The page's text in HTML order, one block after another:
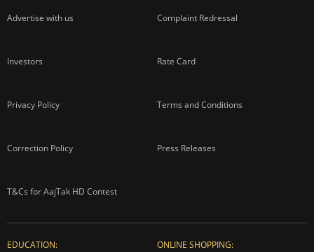
Advertise with us Complaint Redressal
Investors Rate Card
Privacy Policy Terms and Conditions
Correction Policy Press Releases
T&Cs for AajTak HD Contest
EDUCATION: ONLINE SHOPPING: